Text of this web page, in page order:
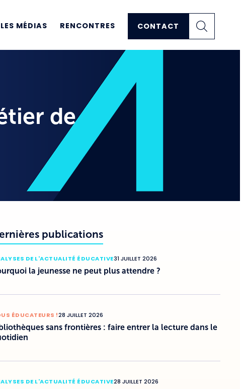
MÉDIAS RENCONTRES CONTACT
de
publications
DE L'ACTUALITÉ ÉDUCATIVE31 JUILLET 2026
la jeunesse ne peut plus attendre ?
ÉDUCATEURS !28 JUILLET 2026
sans frontières : faire entrer la lecture dans le
DE L'ACTUALITÉ ÉDUCATIVE28 JUILLET 2026